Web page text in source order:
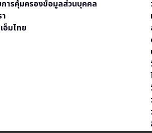
การคุ้มครองข้อมูลส่วนบุคคล
อ็มไทย